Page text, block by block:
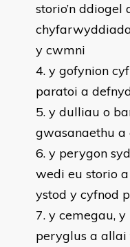
storio’n
y cwmni
y gofynion
paratoi a
y dulliau o
gwasanaethu a
y perygon
wedi eu storio
ystod y cyfnod
y cemegau, y
peryglus a allai